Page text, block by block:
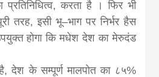
प्रतिनिधित्व, करता है । फिर भी
तरह, इसी भू–भाग पर निर्भर हैस
होगा कि मधेश देश का मेरुदंड
देश के सम्पूर्ण मालपोत का ८५%